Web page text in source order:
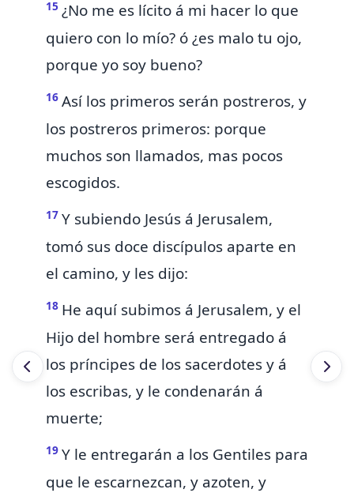
15 ¿No me es lícito á mi hacer lo que
quiero con lo mío? ó¿es malo tu ojo,
porque yo soy bueno?
16 Así los primeros serán postreros, y
los postreros primeros: porque
muchos son llamados, mas pocos
escogidos.
17 Y subiendo Jesús á Jerusalem,
tomó sus doce discípulos aparte en
el camino, y les dijo:
18 He aquí subimos á Jerusalem, y el
Hijo del hombre será entregado á
los príncipes de los sacerdotes y á
los escribas, y le condenarán á
muerte;
19 Y le entregarán a los Gentiles para
que le escarnezcan, y azoten, y